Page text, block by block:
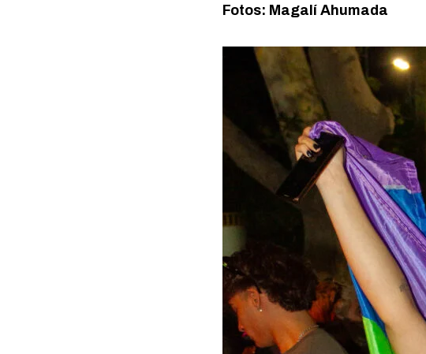
Fotos: Magalí Ahumada